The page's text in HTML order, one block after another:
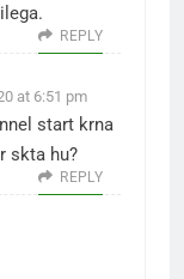
REPLY
at 6:51 pm
start krna
skta hu?
REPLY